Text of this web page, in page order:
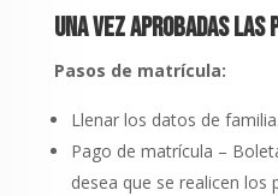
Una vez aprobadas las
Pasos de matrícula:
Llenar los datos de familia.
Pago de matrícula –
desea que se realicen los